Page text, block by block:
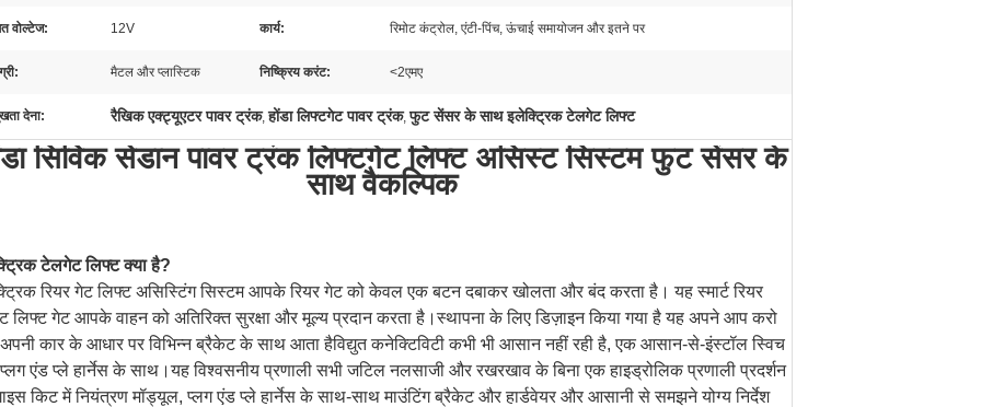
वोल्टेज: 12V कार्य: रिमोट कंट्रोल, एंटी-पिंच, ऊंचाई समायोजन और इतने पर
मैटल और प्लास्टिक निष्क्रिय करंट: <2एमए
देना: रैखिक एक्ट्यूएटर पावर ट्रंक,होंडा लिफ्टगेट पावर ट्रंक,फुट सेंसर के साथ इलेक्ट्रिक टेलगेट लिफ्ट
सिविक सेडान पावर ट्रंक लिफ्टगेट लिफ्ट असिस्ट सिस्टम फुट सेंसर के
साथ वैकल्पिक
टेलगेट लिफ्ट क्या है?
रियर गेट लिफ्ट असिस्टिंग सिस्टम आपके रियर गेट को केवल एक बटन दबाकर खोलता और बंद करता है। यह स्मार्ट रियर
लिफ्ट गेट आपके वाहन को अतिरिक्त सुरक्षा और मूल्य प्रदान करता है।स्थापना के लिए डिज़ाइन किया गया है यह अपने आप करो
कार के आधार पर विभिन्न ब्रैकेट के साथ आता हैविद्युत कनेक्टिविटी कभी भी आसान नहीं रही है, एक आसान-से-इंस्टॉल स्विच
एंड प्ले हार्नेस के साथ।यह विश्वसनीय प्रणाली सभी जटिल नलसाजी और रखरखाव के बिना एक हाइड्रोलिक प्रणाली प्रदर्शन
किट में नियंत्रण मॉड्यूल, प्लग एंड प्ले हार्नेस के साथ-साथ माउंटिंग ब्रैकेट और हार्डवेयर और आसानी से समझने योग्य निर्देश